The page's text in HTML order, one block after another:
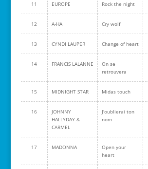
11 EUROPE Rock the night
12 A-HA Cry wolf
13 CYNDI LAUPER Change of heart
14 FRANCIS LALANNE
On se
retrouvera
15 MIDNIGHT STAR Midas touch
16
JOHNNY
HALLYDAY &
CARMEL
J'oublierai ton
nom
17 MADONNA
Open your
heart